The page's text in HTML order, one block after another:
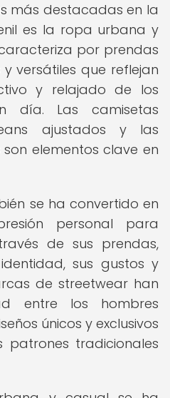
más destacadas en la
es la ropa urbana y
por prendas
versátiles que reflejan
y relajado de los
día. Las camisetas
ajustados y las
elementos clave en
se ha convertido en
personal para
de sus prendas,
sus gustos y
de streetwear han
entre los hombres
únicos y exclusivos
tradicionales